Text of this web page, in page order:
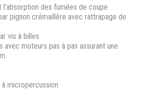
l'absorption des fumées de coupe
pignon crémaillère avec rattrapage de
vis à billes
avec moteurs pas à pas assurant une
à micropercussion